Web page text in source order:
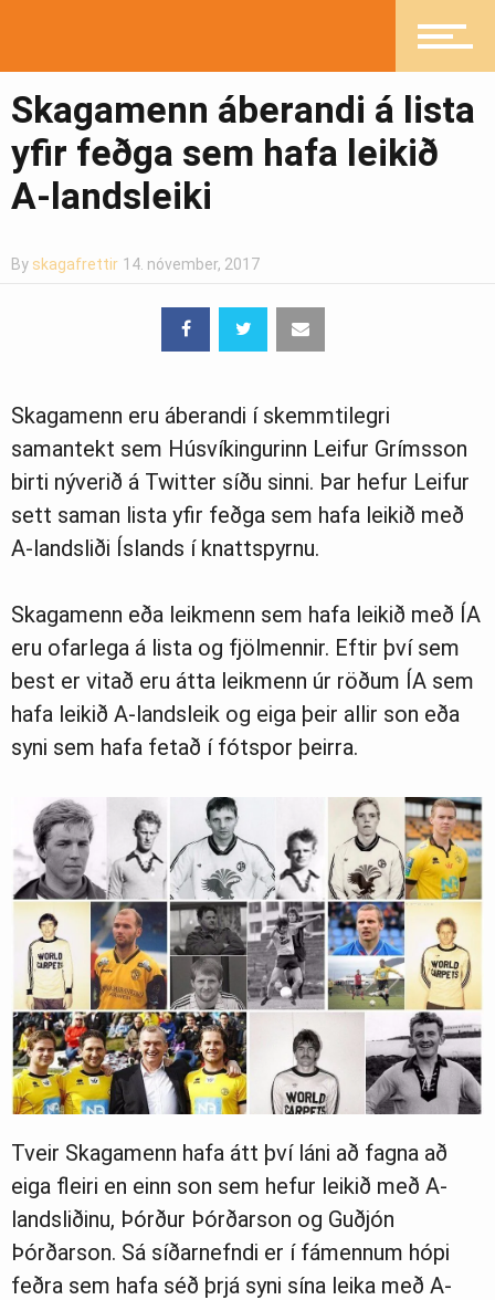
Skagamenn áberandi á lista
yfir feðga sem hafa leikið
A-landsleiki
By skagafrettir 14. nóvember, 2017
Skagamenn eru áberandi í skemmtilegri
samantekt sem Húsvíkingurinn Leifur Grímsson
birti nýverið á Twitter síðu sinni. Þar hefur Leifur
sett saman lista yfir feðga sem hafa leikið með
A-landsliði Íslands í knattspyrnu.
Skagamenn eða leikmenn sem hafa leikið með ÍA
eru ofarlega á lista og fjölmennir. Eftir því sem
best er vitað eru átta leikmenn úr röðum ÍA sem
hafa leikið A-landsleik og eiga þeir allir son eða
syni sem hafa fetað í fótspor þeirra.
Tveir Skagamenn hafa átt því láni að fagna að
eiga fleiri en einn son sem hefur leikið með A-
landsliðinu, Þórður Þórðarson og Guðjón
Þórðarson. Sá síðarnefndi er í fámennum hópi
feðra sem hafa séð þrjá syni sína leika með A-